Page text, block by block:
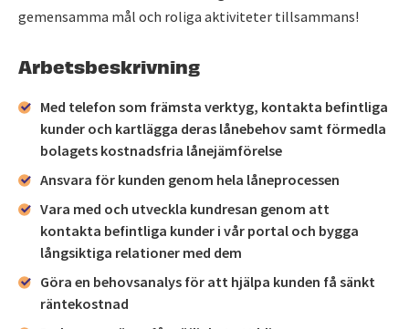
gemensamma mål och roliga aktiviteter tillsammans!
Arbetsbeskrivning
Med telefon som främsta verktyg, kontakta befintliga
kunder och kartlägga deras lånebehov samt förmedla
bolagets kostnadsfria lånejämförelse
Ansvara för kunden genom hela låneprocessen
Vara med och utveckla kundresan genom att
kontakta befintliga kunder i vår portal och bygga
långsiktiga relationer med dem
Göra en behovsanalys för att hjälpa kunden få sänkt
räntekostnad